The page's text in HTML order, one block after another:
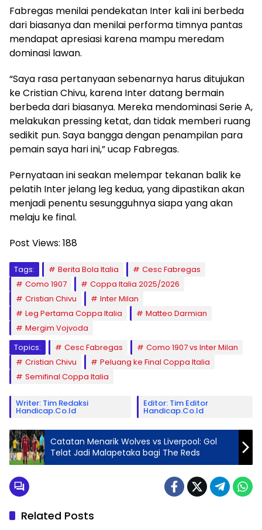
Fabregas menilai pendekatan Inter kali ini berbeda
dari biasanya dan menilai performa timnya pantas
mendapat apresiasi karena mampu meredam
dominasi lawan.
“Saya rasa pertanyaan sebenarnya harus ditujukan
ke Cristian Chivu, karena Inter datang bermain
berbeda dari biasanya. Mereka mendominasi Serie A,
melakukan pressing ketat, dan tidak memberi ruang
sedikit pun. Saya bangga dengan penampilan para
pemain saya hari ini,” ucap Fabregas.
Pernyataan ini seakan melempar tekanan balik ke
pelatih Inter jelang leg kedua, yang dipastikan akan
menjadi penentu sesungguhnya siapa yang akan
melaju ke final.
Post Views: 188
Tags: Berita Bola Italia
Cesc Fabregas
Como 1907
Coppa Italia 2025/2026
Cristian Chivu
Inter Milan
Leg Pertama Coppa Italia
Matteo Darmian
Mergim Vojvoda
Topics:
Cesc Fabregas
Como 1907 vs Inter Milan
Cristian Chivu
Peluang ke Final Coppa Italia
Semifinal Coppa Italia
Writer: Tim Redaksi
Handicap.co.id
Editor: Tim Editor
Handicap.co.id
Catatan Menarik Wolves vs Liverpool: Gol
Telat Jadi Malapetaka bagi The Reds
Related Posts